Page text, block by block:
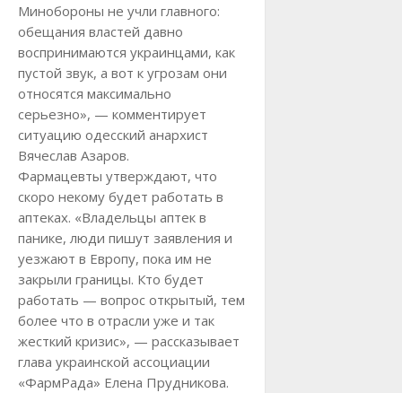
Минобороны не учли главного:
обещания властей давно
воспринимаются украинцами, как
пустой звук, а вот к угрозам они
относятся максимально
серьезно», — комментирует
ситуацию одесский анархист
Вячеслав Азаров.
Фармацевты утверждают, что
скоро некому будет работать в
аптеках. «Владельцы аптек в
панике, люди пишут заявления и
уезжают в Европу, пока им не
закрыли границы. Кто будет
работать — вопрос открытый, тем
более что в отрасли уже и так
жесткий кризис», — рассказывает
глава украинской ассоциации
«ФармРада» Елена Прудникова.